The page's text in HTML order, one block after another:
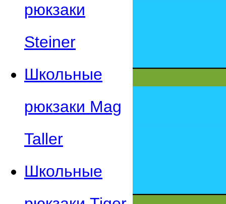
рюкзаки
Steiner
Школьные
рюкзаки Mag
Taller
Школьные